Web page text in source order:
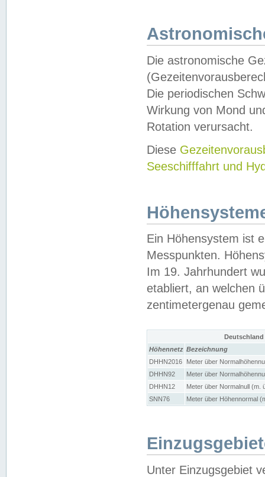
Die astronomische
Die periodischen
Wirkung von Mond
Rotation verursacht.
Diese
Seeschifffahrt und
Ein Höhensystem ist
Messpunkten.
Im 19. Jahrhundert
etabliert, an welchen
zentimetergenau
Höhennetz Bezeichnung
DHHN2016
Meter über
DHHN92
Meter über
DHHN12
Meter über Normalnull (m.
SNN76
Meter über Höhennormal
Unter Einzugsgebiet